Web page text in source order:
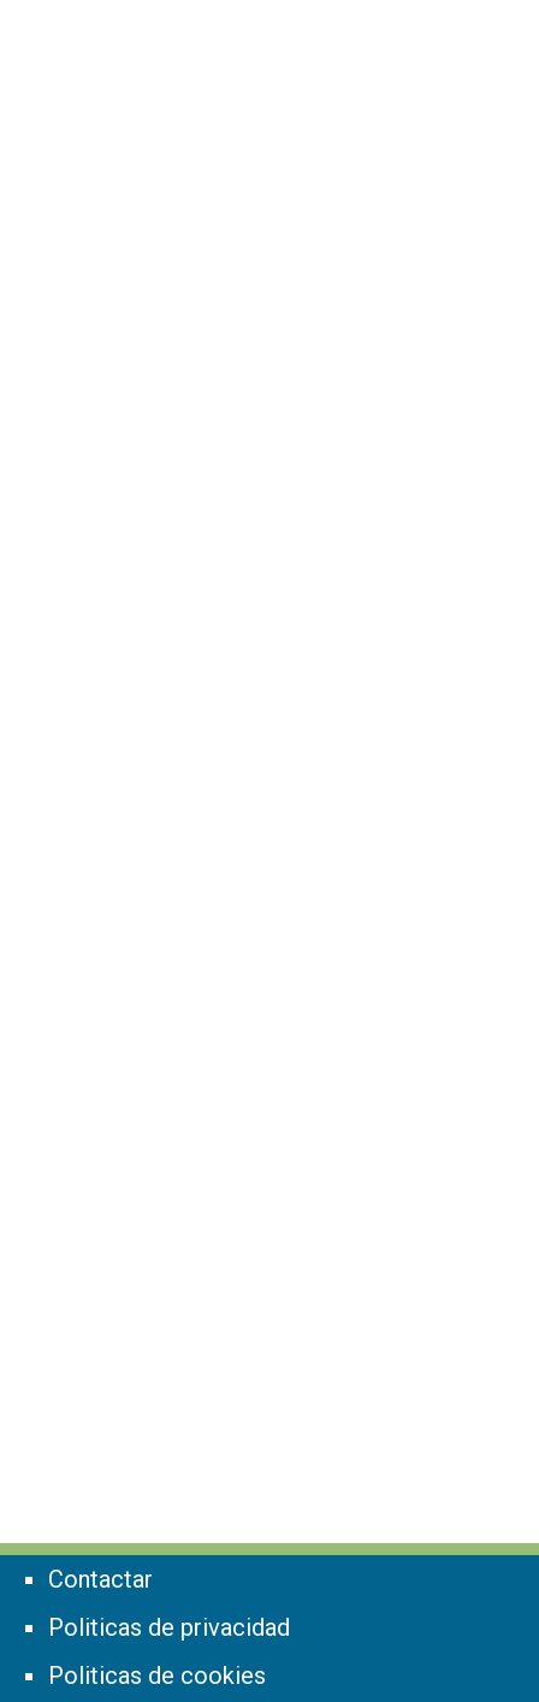
Contactar
Politicas de privacidad
Politicas de cookies